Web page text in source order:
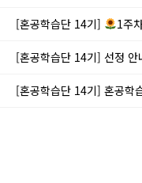
[혼공학습단 14기] 1주
[혼공학습단 14기] 선정
[혼공학습단 14기] 혼공학